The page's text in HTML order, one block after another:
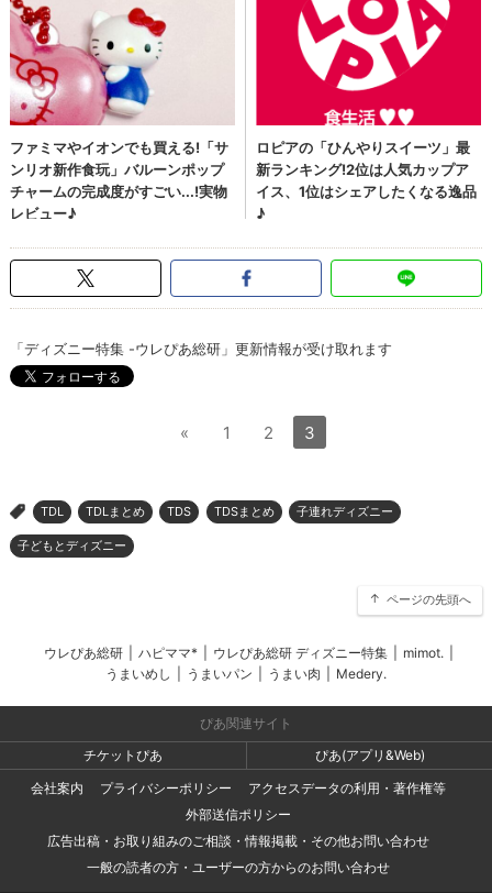
「ディズニー特集 -ウレぴあ総研」更新情報が受け取れます
« 1 2 3
> TDL TDLまとめ TDS TDSまとめ 子連れディズニー
子どもとディズニー
ページの先頭へ
ウレぴあ総研 ハピママ* ウレぴあ総研 ディズニー特集 mimot.
うまいめし
うまいパン うまい肉 Medery.
ぴあ関連サイト
チケットぴあ
ぴあ(アプリ&Web)
会社案内
プライバシーポリシー
アクセスデータの利用・著作権等
外部送信ポリシー
広告出稿・お取り組みのご相談・情報掲載・その他お問い合わせ
一般の読者の方・ユーザーの方からのお問い合わせ